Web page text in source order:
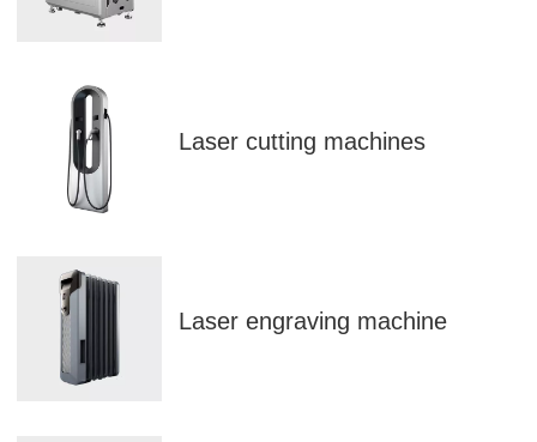
Laser cutting machines
Laser engraving machine